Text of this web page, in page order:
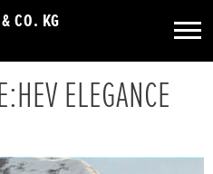
CO. KG
ELEGANCE